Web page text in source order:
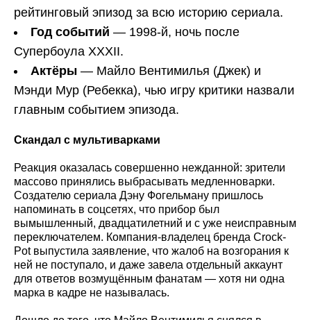
рейтинговый эпизод за всю историю сериала.
Год событий — 1998-й, ночь после
Супербоула XXXII.
Актёры — Майло Вентимилья (Джек) и
Мэнди Мур (Ребекка), чью игру критики назвали
главным событием эпизода.
Скандал с мультиварками
Реакция оказалась совершенно нежданной: зрители
массово принялись выбрасывать медленноварки.
Создателю сериала Дэну Фогельману пришлось
напоминать в соцсетях, что прибор был
вымышленный, двадцатилетний и с уже неисправным
переключателем. Компания-владелец бренда Crock-
Pot выпустила заявление, что жалоб на возгорания к
ней не поступало, и даже завела отдельный аккаунт
для ответов возмущённым фанатам — хотя ни одна
марка в кадре не называлась.